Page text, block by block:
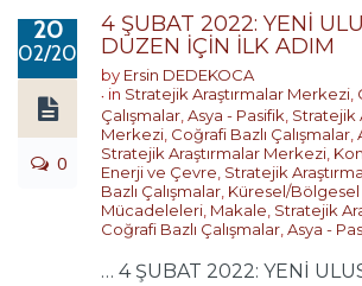
20
02/2022
0
4 ŞUBAT 2022: YENİ
DÜZEN İÇİN İLK ADIM
by Ersin DEDEKOCA
in Stratejik Araştırmalar Merkezi
Çalışmalar Asya - Pasifik Stratejik
Merkezi Coğrafi Bazlı Çalışmalar
Stratejik Araştırmalar Merkezi
Enerji ve Çevre Stratejik
Bazlı Çalışmalar Küresel/Bölgesel
Mücadeleleri Makale Stratejik
Coğrafi Bazlı Çalışmalar Asya -
… 4 ŞUBAT 2022: YENİ